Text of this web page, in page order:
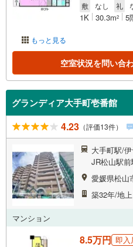
もっと見る
敷
なし 礼
1K 30.3m2 5
空室状況を問い合
グランディア大手町壱番館
4.23 （評価13件）
大手町駅/
JR松山駅
愛媛県松山
築32年/地
マンション
8.5万円 即入